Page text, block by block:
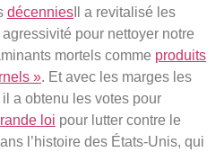
décennies Il a revitalisé les
pour nettoyer notre
mortels comme produits
». Et avec les marges les
a obtenu les votes pour
loi pour lutter contre le
l’histoire des États-Unis, qui